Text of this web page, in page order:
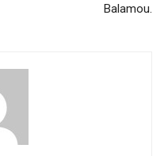
Balamou.